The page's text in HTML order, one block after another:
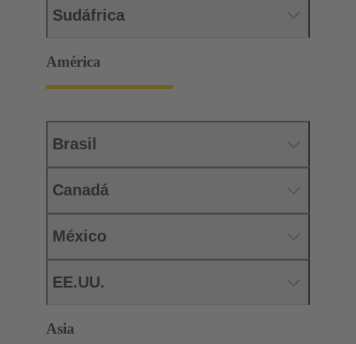
Sudáfrica
América
Brasil
Canadá
México
EE.UU.
Asia